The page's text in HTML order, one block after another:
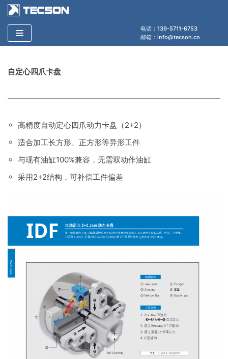
跳
至
正
文
电话：139-5711-6753
邮箱：info@tecson.cn
自定心四爪卡盘
高精度自动定心四爪动力卡盘（2+2）
适合加工长方形、正方形等异形工件
与现有油缸100%兼容，无需双动作油缸
采用2+2结构，可补偿工件偏差